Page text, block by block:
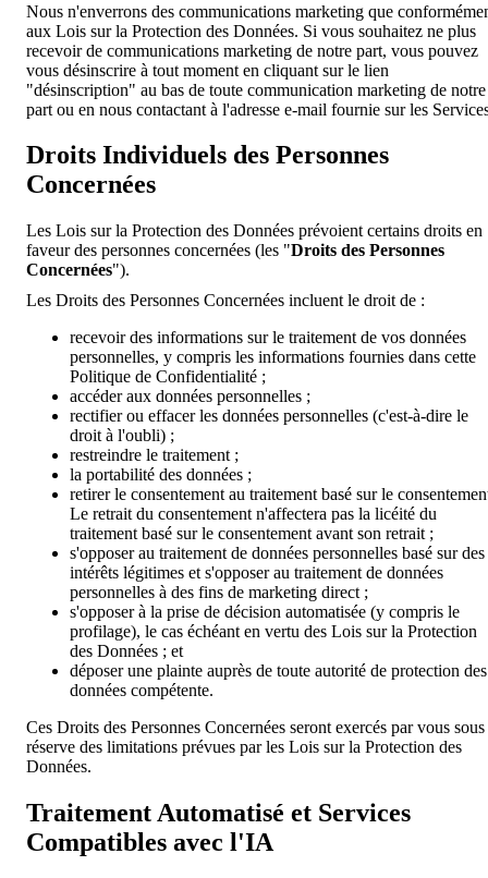
Nous n'enverrons des communications marketing que
aux Lois sur la Protection des Données. Si vous souhaitez ne plus
recevoir de communications marketing de notre part, vous pouvez
vous désinscrire à tout moment en cliquant sur le lien
"désinscription" au bas de toute communication marketing de notre
part ou en nous contactant à l'adresse e-mail fournie sur les
Droits Individuels des Personnes
Concernées
Les Lois sur la Protection des Données prévoient certains droits en
faveur des personnes concernées (les "Droits des Personnes
Concernées").
Les Droits des Personnes Concernées incluent le droit de :
recevoir des informations sur le traitement de vos données
personnelles, y compris les informations fournies dans cette
Politique de Confidentialité ;
accéder aux données personnelles ;
rectifier ou effacer les données personnelles (c'est-à-dire le
droit à l'oubli) ;
restreindre le traitement ;
la portabilité des données ;
retirer le consentement au traitement basé sur le
Le retrait du consentement n'affectera pas la licéité du
traitement basé sur le consentement avant son retrait ;
s'opposer au traitement de données personnelles basé sur des
intérêts légitimes et s'opposer au traitement de données
personnelles à des fins de marketing direct ;
s'opposer à la prise de décision automatisée (y compris le
profilage), le cas échéant en vertu des Lois sur la Protection
des Données ; et
déposer une plainte auprès de toute autorité de protection des
données compétente.
Ces Droits des Personnes Concernées seront exercés par vous sous
réserve des limitations prévues par les Lois sur la Protection des
Données.
Traitement Automatisé et Services
Compatibles avec l'IA